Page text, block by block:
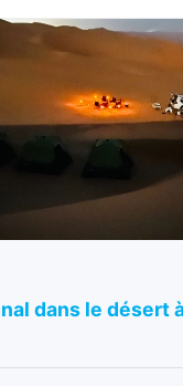
dans le désert